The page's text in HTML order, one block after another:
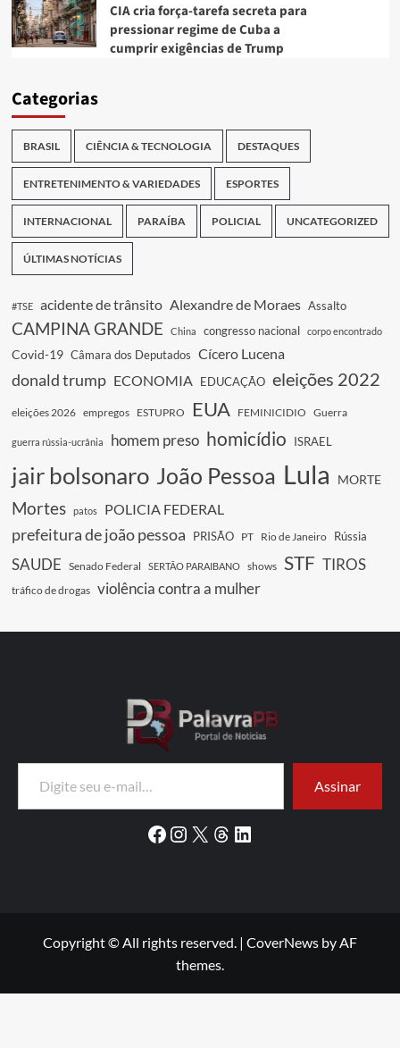
CIA cria força-tarefa secreta para
pressionar regime de Cuba a
cumprir exigências de Trump
Categorias
BRASIL CIÊNCIA & TECNOLOGIA DESTAQUES
ENTRETENIMENTO & VARIEDADES ESPORTES
INTERNACIONAL PARAÍBA POLICIAL UNCATEGORIZED
ÚLTIMAS NOTÍCIAS
#TSE acidente de trânsito Alexandre de Moraes Assalto
CAMPINA GRANDE China congresso nacional corpo encontrado
Covid-19 Câmara dos Deputados Cícero Lucena
donald trump ECONOMIA EDUCAÇÃO eleições 2022
eleições 2026 empregos ESTUPRO EUA FEMINICIDIO Guerra
guerra rússia-ucrânia homem preso homicídio ISRAEL
jair bolsonaro João Pessoa Lula MORTE
Mortes patos POLICIA FEDERAL
prefeitura de joão pessoa PRISÃO PT Rio de Janeiro Rússia
SAUDE Senado Federal SERTÃO PARAIBANO shows STF TIROS
tráfico de drogas violência contra a mulher
Digite seu e-mail…
Assinar
Facebook
Instagram
X Threads
LinkedIn
Copyright © All rights reserved. | CoverNews by AF
themes.